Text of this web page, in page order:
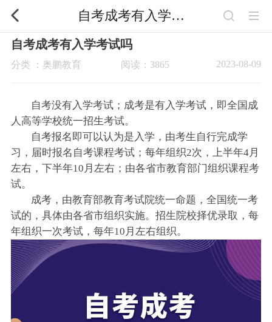
自考成考有入学考试吗
自考成考有入学考试吗
分类 ：奥鹏教育 2023-08-09
阅读：3865
自考没有入学考试；成考是有入学考试，即全国成
人高等学校统一招生考试。
自考报名即可以认为是入学，由考生自行完成学
习，届时报名自考课程考试；每年组织2次，上半年4月
左右，下半年10月左右；由各省市教育部门组织课程考
试。
成考，由教育部教育考试院统一命题，全国统一考
试的，具体由各省市组织实施。招生院校择优录取，每
年组织一次考试，每年10月左右组织。